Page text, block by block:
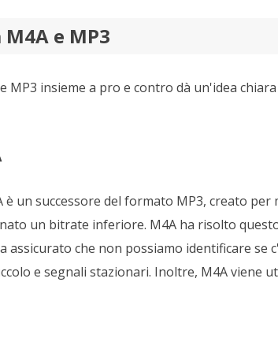
e MP3
MP3 insieme a pro e contro dà un'idea
è un successore del formato MP3, creato
un bitrate inferiore. M4A ha risolto
assicurato che non possiamo identificare se
e segnali stazionari. Inoltre, M4A viene